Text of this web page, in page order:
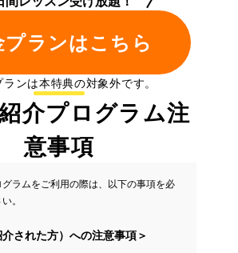
プランはこちら
ンは本特典の対象外です。
介プログラム注
意事項
ラムをご利用の際は、以下の事項を必
。
された方）への注意事項＞